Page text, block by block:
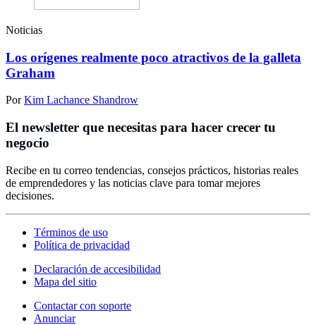
Noticias
Los orígenes realmente poco atractivos de la galleta
Graham
PorKim Lachance Shandrow
El newsletter que necesitas para hacer crecer tu
negocio
Recibe en tu correo tendencias, consejos prácticos, historias reales
de emprendedores y las noticias clave para tomar mejores
decisiones.
Términos de uso
Política de privacidad
Declaración de accesibilidad
Mapa del sitio
Contactar con soporte
Anunciar